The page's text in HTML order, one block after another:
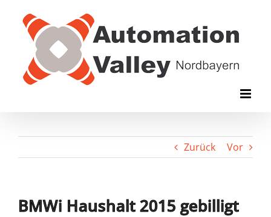
Inhalt
springen
Zurück Vor
BMWi Haushalt 2015 gebilligt